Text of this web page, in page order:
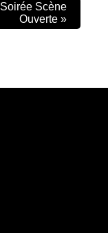
Soirée Scène
Ouverte »